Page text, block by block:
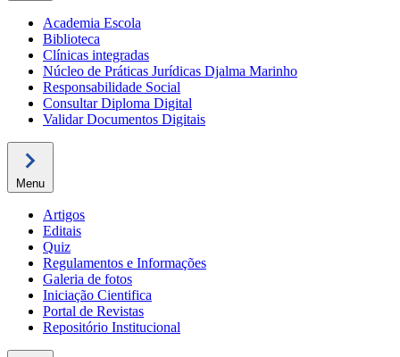
Academia Escola
Biblioteca
Clínicas integradas
Núcleo de Práticas Jurídicas Djalma Marinho
Responsabilidade Social
Consultar Diploma Digital
Validar Documentos Digitais
Menu
Artigos
Editais
Quiz
Regulamentos e Informações
Galeria de fotos
Iniciação Cientifica
Portal de Revistas
Repositório Institucional